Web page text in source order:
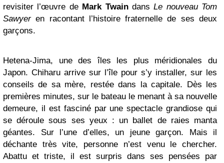
revisiter l’œuvre de Mark TwaindansLe nouveau Tom
Sawyeren racontant l’histoire fraternelle de ses deux
garçons.
Hetena-Jima, une des îles les plus méridionales du
Japon. Chiharu arrive sur l’île pour s’y installer, sur les
conseils de sa mère, restée dans la capitale. Dès les
premières minutes, sur le bateau le menant à sa nouvelle
demeure, il est fasciné par une spectacle grandiose qui
se déroule sous ses yeux : un ballet de raies manta
géantes. Sur l’une d’elles, un jeune garçon. Mais il
déchante très vite, personne n’est venu le chercher.
Abattu et triste, il est surpris dans ses pensées par